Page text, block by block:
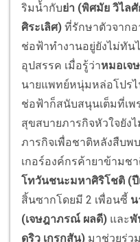
ริมน้ำกับย่า (พิศมัย วิไล
ศิระเลิศ) ที่รักษาตัวจาก
ช่อฟ้าทำงานอยู่ยังไม่ทัน
อุปสรรค เมื่อรู้ว่าหมอเจ
นายแพทย์หนุ่มหล่อโปร
ช่อฟ้าก็สนับสนุนเต็มที่เ
สุขสบายภารกิจหัวใจยัง
ภารกิจเพื่อชาติหลังสืบพ
เกอร์องค์กรค้ายาข้ามช
โทวันชนะมหาศิริโชติ (ปี
สิ้นซากโดยมี 2 เพื่อนซี้
(เจษฎาภรณ์ ผลดี) และพั
ดริว เกรกสัน) มาช่วยร่ว